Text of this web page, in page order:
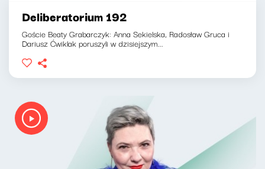
Deliberatorium 192
Goście Beaty Grabarczyk: Anna Sekielska, Radosław Gruca i
Dariusz Ćwiklak poruszyli w dzisiejszym...